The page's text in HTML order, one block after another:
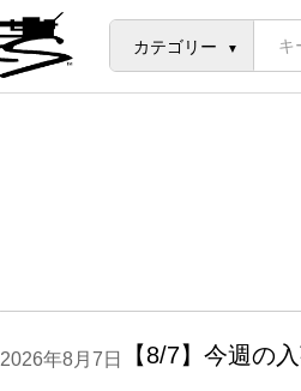
カテゴリー
【8/7】今週の
2026年8月7日